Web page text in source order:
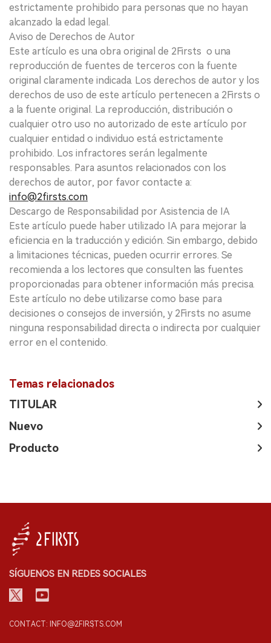
estrictamente prohibido para personas que no hayan
alcanzado la edad legal.
Aviso de Derechos de Autor
Este artículo es una obra original de 2Firsts o una
reproducción de fuentes de terceros con la fuente
original claramente indicada. Los derechos de autor y los
derechos de uso de este artículo pertenecen a 2Firsts o
a la fuente original. La reproducción, distribución o
cualquier otro uso no autorizado de este artículo por
cualquier entidad o individuo está estrictamente
prohibido. Los infractores serán legalmente
responsables. Para asuntos relacionados con los
derechos de autor, por favor contacte a:
info@2firsts.com
Descargo de Responsabilidad por Asistencia de IA
Este artículo puede haber utilizado IA para mejorar la
eficiencia en la traducción y edición. Sin embargo, debido
a limitaciones técnicas, pueden ocurrir errores. Se
recomienda a los lectores que consulten las fuentes
proporcionadas para obtener información más precisa.
Este artículo no debe utilizarse como base para
decisiones o consejos de inversión, y 2Firsts no asume
ninguna responsabilidad directa o indirecta por cualquier
error en el contenido.
Temas relacionados
TITULAR
Nuevo
Producto
SÍGUENOS EN REDES SOCIALES
CONTACT: INFO@2FIRSTS.COM